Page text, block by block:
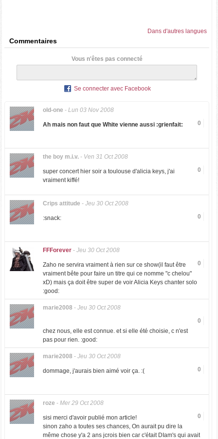
Dans d'autres langues
Commentaires
Vous n'êtes pas connecté
Se connecter avec Facebook
old-one - Lun 03 Nov 2008
0
Ah mais non faut que White vienne aussi :grienfait:
the boy m.i.v.- Ven 31 Oct 2008
0
super concert hier soir a toulouse d'alicia keys, j'ai
vraiment kiffé!
Crips attitude - Jeu 30 Oct 2008
0
:snack:
FFForever- Jeu 30 Oct 2008
0
Zaho ne servira vraiment à rien sur ce show(il faut être
vraiment bête pour faire un titre qui ce nomme "c chelou"
xD) mais ça doit être super de voir Alicia Keys chanter solo
:good:
marie2008 - Jeu 30 Oct 2008
0
chez nous, elle est connue. et si elle été choisie, c n'est
pas pour rien. :good:
marie2008 - Jeu 30 Oct 2008
0
dommage, j'aurais bien aimé voir ça. :(
roze - Mer 29 Oct 2008
0
sisi merci d'avoir publié mon article!
sinon zaho a toutes ses chances, On aurait pu dire la
même chose y'a 2 ans jcrois bien car c'était DIam's qui avait